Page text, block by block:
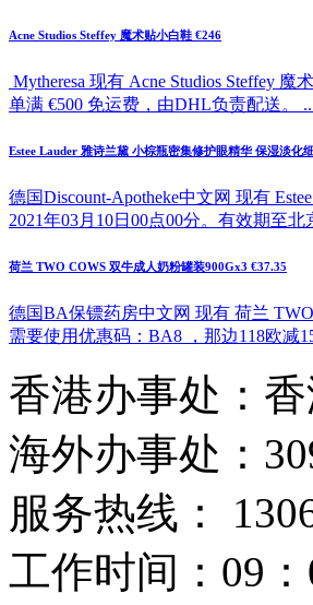
Acne Studios Steffey 魔术贴小白鞋 €246
Mytheresa 现有 Acne Studios Steffey
单满 €500 免运费，由DHL负责配送。
Estee Lauder 雅诗兰黛 小棕瓶密集修护眼精华 保湿淡化
德国Discount-Apotheke中文网 现有
2021年03月10日00点00分。有效期至北
荷兰 TWO COWS 双牛成人奶粉罐装900Gx3 €37.35
德国BA保镖药房中文网 现有 荷兰
需要使用优惠码：BA8 ，那边118欧减
香港办事处：
海外办事处：
服务热线：
工作时间：09